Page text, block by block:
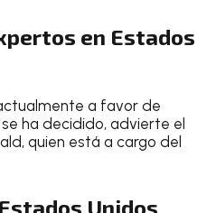
en Estados
a favor de
ha decidido, advierte el
quien está a cargo del
Unidos